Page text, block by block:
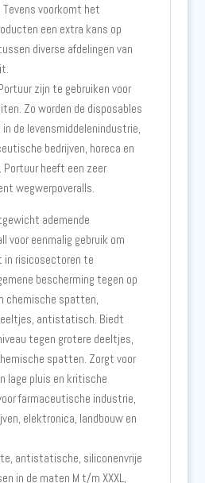
voorkomt het
een extra kans op
diverse afdelingen van
zijn te gebruiken voor
Zo worden de disposables
de levensmiddelenindustrie,
bedrijven, horeca en
Portuur heeft een zeer
wegwerpoveralls.
ademende
voor eenmalig gebruik om
in risicosectoren te
bescherming tegen op
chemische spatten,
antistatisch. Biedt
tegen grotere deeltjes,
spatten. Zorgt voor
lage pluis en kritische
farmaceutische industrie,
elektronica, landbouw en
antistatische, siliconenvrije
in de maten M t/m XXXL,